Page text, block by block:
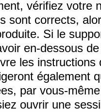
vérifiez votre
sont corrects,
Si le
en-dessous
les
également
par vous-
ouvrir une